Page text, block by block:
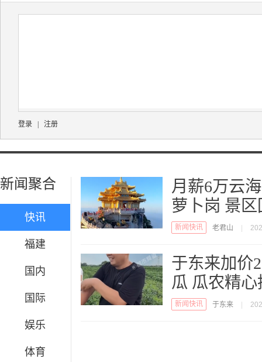
登录 注册
新闻聚合
快讯
福建
国内
国际
娱乐
体育
月薪6万云
萝卜岗 景区
新闻快讯 老君山
于东来加价
瓜 瓜农精
新闻快讯 于东来